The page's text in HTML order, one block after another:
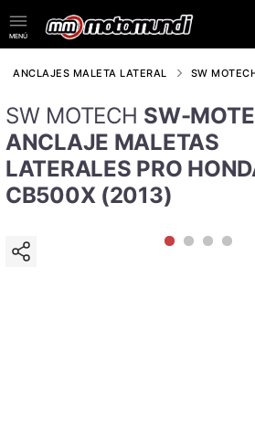
MENÚ
ANCLAJES MALETA LATERAL SW
SW MOTECH SW-
ANCLAJE MALETAS
LATERALES PRO
CB500X (2013)